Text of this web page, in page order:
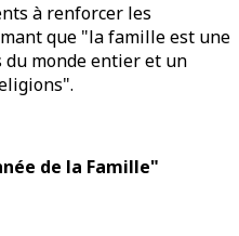
à renforcer les
que "la famille est une
du monde entier et un
de la Famille"